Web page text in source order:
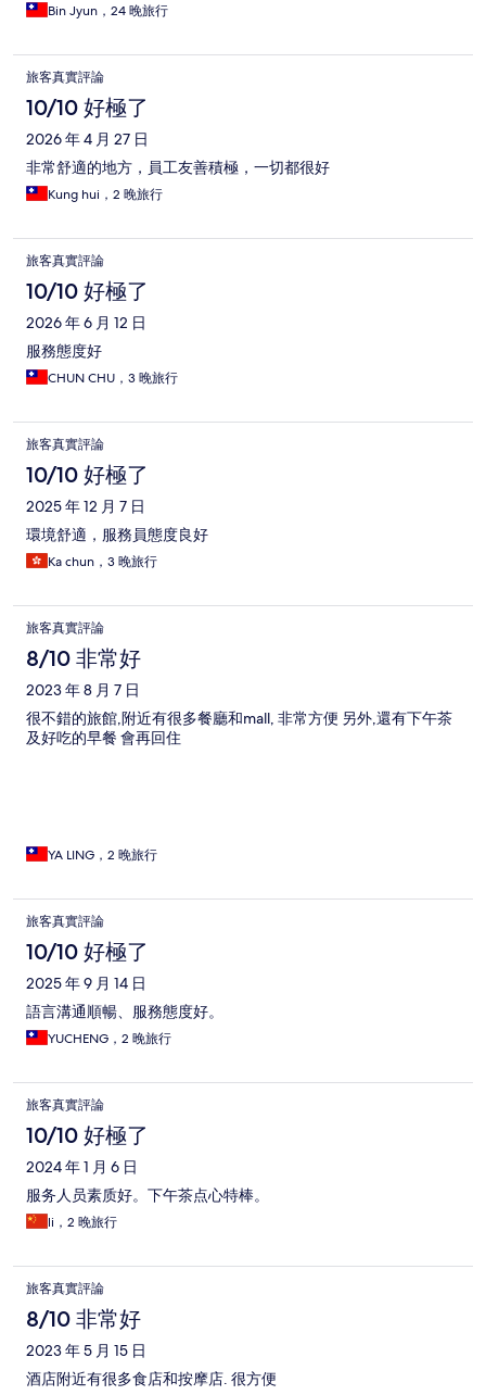
Bin Jyun，24 晚旅行
旅客真實評論
10/10 好極了
2026 年 4 月 27 日
非常舒適的地方，員工友善積極，一切都很好
Kung hui，2 晚旅行
旅客真實評論
10/10 好極了
2026 年 6 月 12 日
服務態度好
CHUN CHU，3 晚旅行
旅客真實評論
10/10 好極了
2025 年 12 月 7 日
環境舒適，服務員態度良好
Ka chun，3 晚旅行
旅客真實評論
8/10 非常好
2023 年 8 月 7 日
很不錯的旅館,附近有很多餐廳和mall, 非常方便 另外,還有下午茶
及好吃的早餐 會再回住
YA LING，2 晚旅行
旅客真實評論
10/10 好極了
2025 年 9 月 14 日
語言溝通順暢、服務態度好。
YUCHENG，2 晚旅行
旅客真實評論
10/10 好極了
2024 年 1 月 6 日
服务人员素质好。下午茶点心特棒。
li，2 晚旅行
旅客真實評論
8/10 非常好
2023 年 5 月 15 日
酒店附近有很多食店和按摩店. 很方便